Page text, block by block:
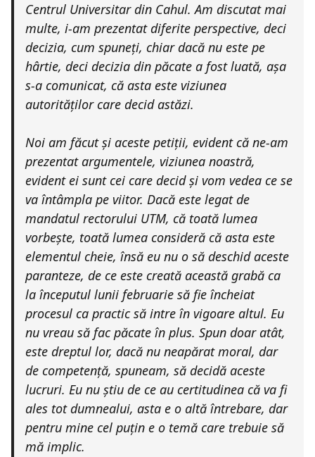
Centrul Universitar din Cahul. Am discutat mai
multe, i-am prezentat diferite perspective, deci
decizia, cum spuneți, chiar dacă nu este pe
hârtie, deci decizia din păcate a fost luată, așa
s-a comunicat, că asta este viziunea
autorităților care decid astăzi.
Noi am făcut și aceste petiții, evident că ne-am
prezentat argumentele, viziunea noastră,
evident ei sunt cei care decid și vom vedea ce se
va întâmpla pe viitor. Dacă este legat de
mandatul rectorului UTM, că toată lumea
vorbește, toată lumea consideră că asta este
elementul cheie, însă eu nu o să deschid aceste
paranteze, de ce este creată această grabă ca
la începutul lunii februarie să fie încheiat
procesul ca practic să intre în vigoare altul. Eu
nu vreau să fac păcate în plus. Spun doar atât,
este dreptul lor, dacă nu neapărat moral, dar
de competență, spuneam, să decidă aceste
lucruri. Eu nu știu de ce au certitudinea că va fi
ales tot dumnealui, asta e o altă întrebare, dar
pentru mine cel puțin e o temă care trebuie să
mă implic.